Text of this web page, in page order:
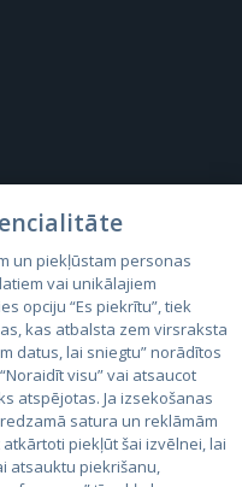
un piekļūstam personas
vai unikālajiem
opciju “Es piekrītu”, tiek
kas atbalsta zem virsraksta
datus, lai sniegtu” norādītos
visu” vai atsaucot
atspējotas. Ja izsekošanas
satura un reklāmām
piekļūt šai izvēlnei, lai
atsauktu piekrišanu,